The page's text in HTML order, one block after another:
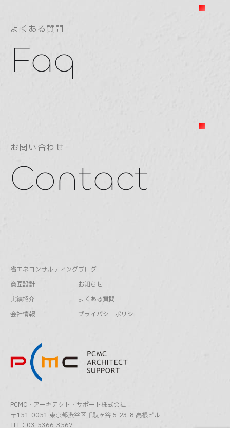
よくある質問
Faq
お問い合わせ
Contact
省エネコンサルティング
意匠設計
実績紹介
会社情報
ブログ
お知らせ
よくある質問
プライバシーポリシー
PCMC・アーキテクト・サポート株式会社
〒151-0051 東京都渋谷区千駄ヶ谷 5-23-8 高根ビル
TEL：03-5366-3567